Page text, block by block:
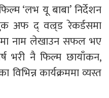
‘लभ यू बाबा’ निर्देशन
अफ द् वल्र्ड रेकर्डसमा
नाम लेखाउन सफल भए
भरी नै फिल्म छायाँकन,
विभिन्न कार्यक्रममा व्यस्त